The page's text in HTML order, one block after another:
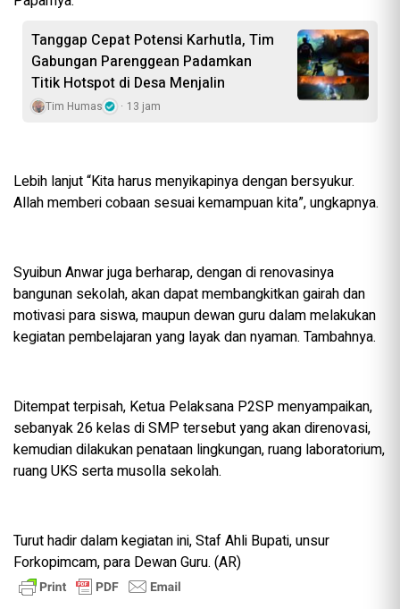
Tanggap Cepat Potensi Karhutla, Tim
Gabungan Parenggean Padamkan
Titik Hotspot di Desa Menjalin
Tim Humas 13 jam
Lebih lanjut “Kita harus menyikapinya dengan bersyukur.
Allah memberi cobaan sesuai kemampuan kita”, ungkapnya.
Syuibun Anwar juga berharap, dengan di renovasinya
bangunan sekolah, akan dapat membangkitkan gairah dan
motivasi para siswa, maupun dewan guru dalam melakukan
kegiatan pembelajaran yang layak dan nyaman. Tambahnya.
Ditempat terpisah, Ketua Pelaksana P2SP menyampaikan,
sebanyak 26 kelas di SMP tersebut yang akan direnovasi,
kemudian dilakukan penataan lingkungan, ruang laboratorium,
ruang UKS serta musolla sekolah.
Turut hadir dalam kegiatan ini, Staf Ahli Bupati, unsur
Forkopimcam, para Dewan Guru. (AR)